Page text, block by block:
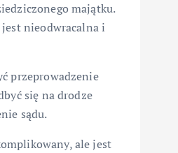
majątku.
nieodwracalna i
przeprowadzenie
się na drodze
sądu.
ale jest